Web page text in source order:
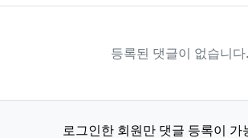
등록된 댓글이 없습니다.
로그인한 회원만 댓글 등록이 가